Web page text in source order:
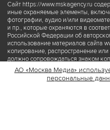
Сайт https://www.mskagency.ru
иные охраняемые элементы,
фотографии, аудио и/или
и пр., которые охраняются в
Российской Федерации об
использование материалов сайта
копирование, распространение
должно сопровождаться знаком
правообладателя © АО «Москва
www.mskagency.ru как на
материалов сайта
АО «Москва Медиа»
персональные